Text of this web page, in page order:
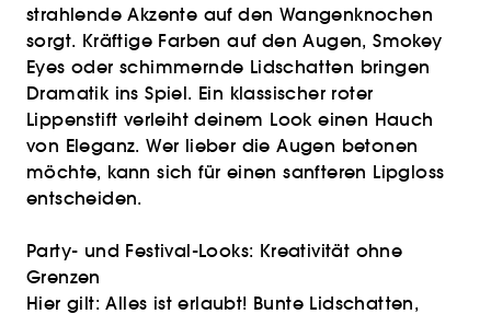
strahlende Akzente auf den Wangenknochen
sorgt. Kräftige Farben auf den Augen, Smokey
Eyes oder schimmernde Lidschatten bringen
Dramatik ins Spiel. Ein klassischer roter
Lippenstift verleiht deinem Look einen Hauch
von Eleganz. Wer lieber die Augen betonen
möchte, kann sich für einen sanfteren Lipgloss
entscheiden.
Party- und Festival-Looks: Kreativität ohne
Grenzen
Hier gilt: Alles ist erlaubt! Bunte Lidschatten,